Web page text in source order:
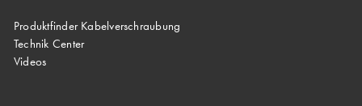
Produktfinder Kabelverschraubung
Technik Center
Videos